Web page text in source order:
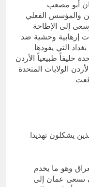
أبو مصعب
والمؤسس الفعلي
إلى الإطاحة
إرهابية وحشية ضد
التي يقودها
حليفاً طبيعياً الأردن
الولايات المتحدة
يشكلون تهديدا
وهو ما يخدم
تسعى عمان إلى